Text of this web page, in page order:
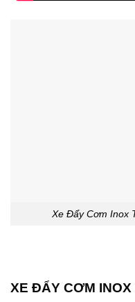
Xe Đẩy Cơm Inox
XE ĐẨY CƠM